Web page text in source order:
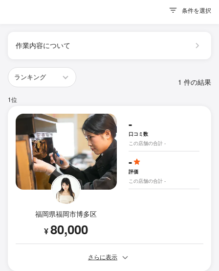
条件を選択
作業内容について
1 件の結果
1位
福岡県福岡市博多区
¥80,000
-
口コミ数
この店舗の合計 -
-
評価
この店舗の合計 -
さらに表示